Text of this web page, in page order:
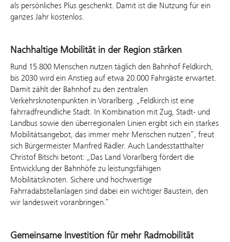
als persönliches Plus geschenkt. Damit ist die Nutzung für ein
ganzes Jahr kostenlos.
Nachhaltige Mobilität in der Region stärken
Rund 15.800 Menschen nutzen täglich den Bahnhof Feldkirch,
bis 2030 wird ein Anstieg auf etwa 20.000 Fahrgäste erwartet.
Damit zählt der Bahnhof zu den zentralen
Verkehrsknotenpunkten in Vorarlberg. „Feldkirch ist eine
fahrradfreundliche Stadt. In Kombination mit Zug, Stadt- und
Landbus sowie den überregionalen Linien ergibt sich ein starkes
Mobilitätsangebot, das immer mehr Menschen nutzen“, freut
sich Bürgermeister Manfred Rädler. Auch Landesstatthalter
Christof Bitschi betont: „Das Land Vorarlberg fördert die
Entwicklung der Bahnhöfe zu leistungsfähigen
Mobilitätsknoten. Sichere und hochwertige
Fahrradabstellanlagen sind dabei ein wichtiger Baustein, den
wir landesweit voranbringen.“
Gemeinsame Investition für mehr Radmobilität